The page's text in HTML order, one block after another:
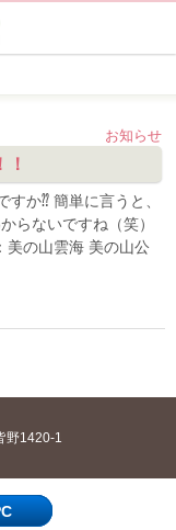
お知らせ
か⁇ 簡単に言うと、
らないですね（笑）
の山雲海 美の山公
野1420-1